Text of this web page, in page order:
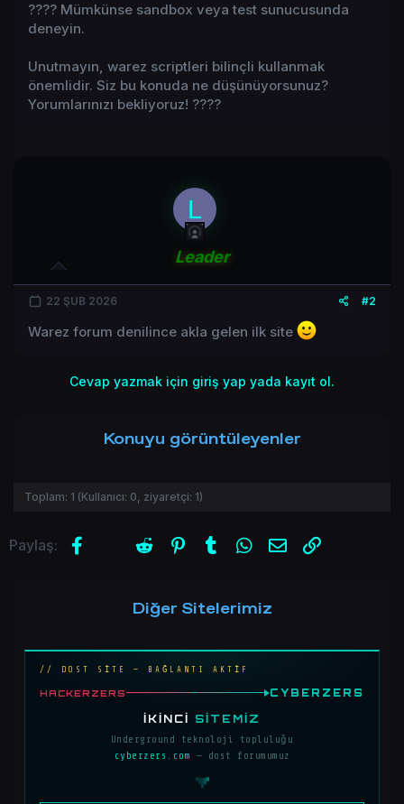
???? Mümkünse sandbox veya test sunucusunda
deneyin.
Unutmayın, warez scriptleri bilinçli kullanmak
önemlidir. Siz bu konuda ne düşünüyorsunuz?
Yorumlarınızı bekliyoruz! ????
Leader
L
22 ŞUB 2026 #2
Warez forum denilince akla gelen ilk site
Cevap yazmak için giriş yap yada kayıt ol.
Konuyu görüntüleyenler
Toplam: 1 (Kullanıcı: 0, ziyaretçi: 1)
Paylaş: FacebookX (Twitter)
Reddit PinterestTumblr WhatsApp
E-posta
Diğer Sitelerimiz
// DOST SİTE — BAĞLANTI AKTİF
HACKERZERS CYBERZERS
İKINCI SITEMIZ
Underground teknoloji topluluğu
cyberzers.com — dost forumumuz